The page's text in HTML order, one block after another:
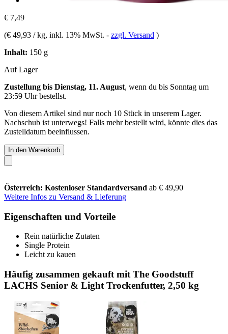
€ 7,49
(€ 49,93 / kg, inkl. 13% MwSt. - zzgl. Versand )
Inhalt: 150 g
Auf Lager
Zustellung bis Dienstag, 11. August, wenn du bis Sonntag um
23:59 Uhrbestellst.
Von diesem Artikel sind nur noch 10 Stück in unserem Lager.
Nachschub ist unterwegs! Falls mehr bestellt wird, könnte dies das
Zustelldatum beeinflussen.
In den Warenkorb
Österreich: Kostenloser Standardversand ab € 49,90
Weitere Infos zu Versand & Lieferung
Eigenschaften und Vorteile
Rein natürliche Zutaten
Single Protein
Leicht zu kauen
Häufig zusammen gekauft mit The Goodstuff
LACHS Senior & Light Trockenfutter, 2,50 kg